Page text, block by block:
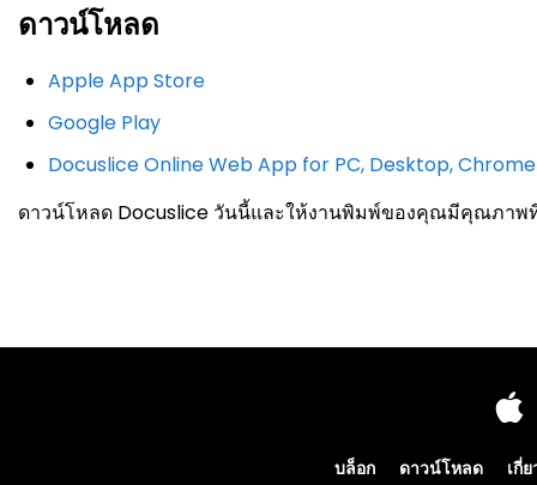
ดาวน์โหลด
Apple App Store
Google Play
Docuslice Online Web App for PC, Desktop,
ดาวน์โหลด Docuslice วันนี้และให้งานพิมพ์ของคุณมีคุณภา
บล็อก ดาวน์โหลด เกี่